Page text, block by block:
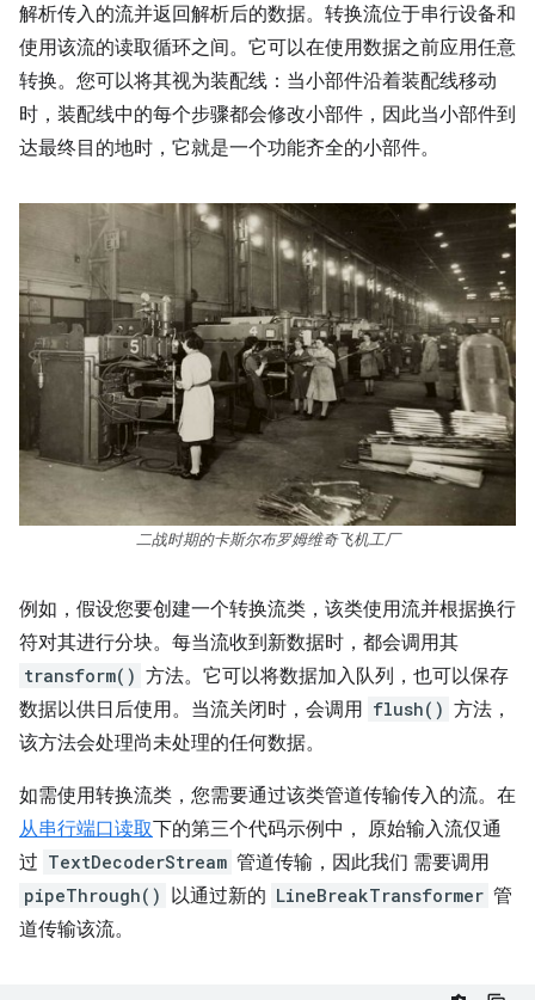
解析传入的流并返回解析后的数据。转换流位于串行设备和
使用该流的读取循环之间。它可以在使用数据之前应用任意
转换。您可以将其视为装配线：当小部件沿着装配线移动
时，装配线中的每个步骤都会修改小部件，因此当小部件到
达最终目的地时，它就是一个功能齐全的小部件。
二战时期的卡斯尔布罗姆维奇飞机工厂
例如，假设您要创建一个转换流类，该类使用流并根据换行
符对其进行分块。每当流收到新数据时，都会调用其
transform() 方法。它可以将数据加入队列，也可以保存
数据以供日后使用。当流关闭时，会调用 flush() 方法，
该方法会处理尚未处理的任何数据。
如需使用转换流类，您需要通过该类管道传输传入的流。在
从串行端口读取下的第三个代码示例中， 原始输入流仅通
过 TextDecoderStream 管道传输，因此我们 需要调用
pipeThrough() 以通过新的 LineBreakTransformer 管
道传输该流。